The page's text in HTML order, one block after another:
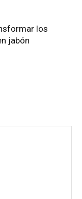
los
jabón